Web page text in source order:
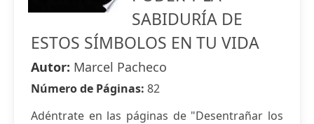
SABIDURÍA DE
ESTOS SÍMBOLOS EN TU VIDA
Autor: Marcel Pacheco
Número de Páginas: 82
Adéntrate en las páginas de "Desentrañar los